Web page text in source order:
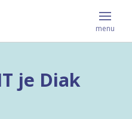
Menu
menu
je Diak